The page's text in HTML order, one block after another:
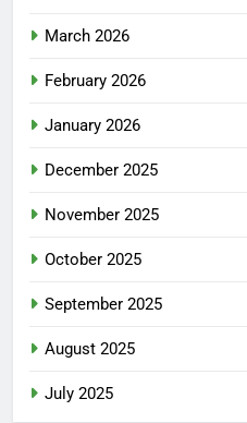
March 2026
February 2026
January 2026
December 2025
November 2025
October 2025
September 2025
August 2025
July 2025